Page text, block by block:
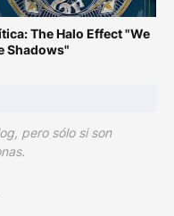
The Halo Effect "We
Shadows"
pero sólo si son